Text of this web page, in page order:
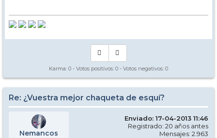
Karma: 0 - Votos positivos: 0 - Votos negativos: 0
Re: ¿Vuestra mejor chaqueta de esquí?
Nemancos
Enviado: 17-04-2013 11:46
Registrado: 20 años antes
Mensajes: 2.963